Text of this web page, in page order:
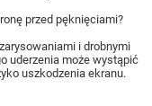
przed pęknięciami?
i drobnymi
uderzenia może wystąpić
uszkodzenia ekranu.